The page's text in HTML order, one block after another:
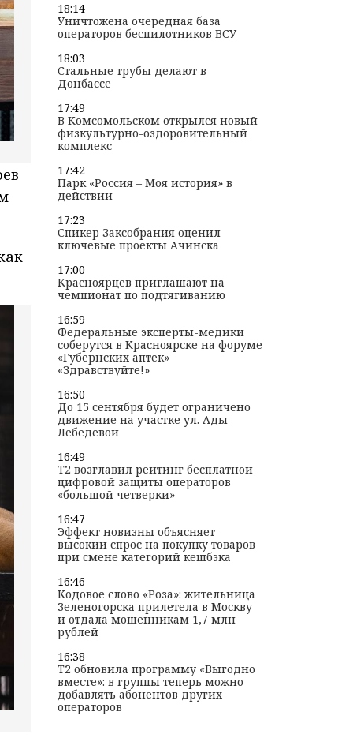
18:14
Уничтожена очередная база
операторов беспилотников ВСУ
18:03
Стальные трубы делают в
Донбассе
17:49
В Комсомольском открылся новый
физкультурно-оздоровительный
комплекс
17:42
Парк «Россия – Моя история» в
действии
17:23
Спикер Заксобрания оценил
ключевые проекты Ачинска
17:00
Красноярцев приглашают на
чемпионат по подтягиванию
16:59
Федеральные эксперты-медики
соберутся в Красноярске на форуме
«Губернских аптек»
«Здравствуйте!»
16:50
До 15 сентября будет ограничено
движение на участке ул. Ады
Лебедевой
16:49
T2 возглавил рейтинг бесплатной
цифровой защиты операторов
«большой четверки»
16:47
Эффект новизны объясняет
высокий спрос на покупку товаров
при смене категорий кешбэка
16:46
Кодовое слово «Роза»: жительница
Зеленогорска прилетела в Москву
и отдала мошенникам 1,7 млн
рублей
16:38
T2 обновила программу «Выгодно
вместе»: в группы теперь можно
добавлять абонентов других
операторов